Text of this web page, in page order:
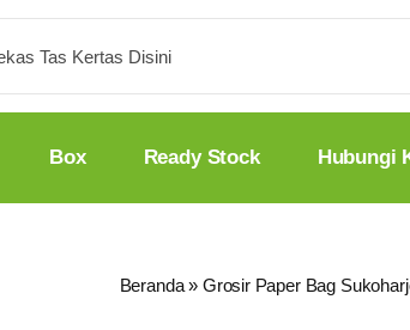
Box Ready Stock Hubungi
Beranda» Grosir Paper Bag